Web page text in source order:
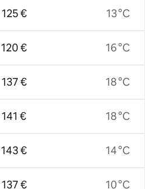
125 €
120 €
137 €
141 €
143 €
137 €
13 °C
16 °C
18 °C
18 °C
14 °C
10 °C